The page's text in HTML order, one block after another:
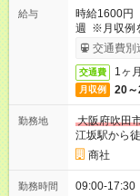
給与
時給1600円
週 ※月収例
交通費別
交通費 1ヶ
月収例 20～
勤務地
大阪府吹田
江坂駅から
商社
勤務時間 09:00-17:30